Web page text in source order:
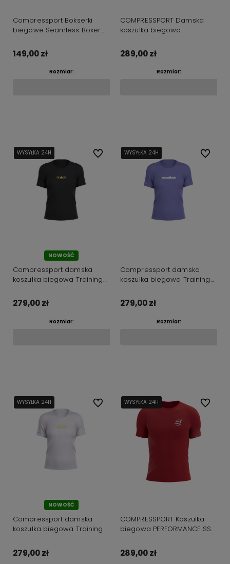
Compressport Bokserki
biegowe Seamless Boxer
149,00 zł
Rozmiar:
COMPRESSPORT Damska
koszulka biegowa
fluo red/white
289,00 zł
Rozmiar:
NOWOŚĆ
WYSYŁKA 24H
WYSYŁKA 24H
Compressport damska
koszulka biegowa Training
279,00 zł
Rozmiar:
Do ulubionychWYSYŁKA 24H
WYSYŁKA 24H
WYSYŁKA 24H
Compressport damska
koszulka biegowa Training
279,00 zł
Rozmiar:
Do
NOWOŚĆ
WYSYŁKA 24H
WYSYŁKA 24H
Compressport damska
koszulka biegowa Training
279,00 zł
Do ulubionychWYSYŁKA 24H
WYSYŁKA 24H
WYSYŁKA 24H
COMPRESSPORT Koszulka
biegowa PERFORMANCE SS
289,00 zł
Do